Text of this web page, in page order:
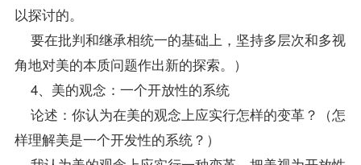
以探讨的。
要在批判和继承相统一的基础上，坚持多层次和多视
角地对美的本质问题作出新的探索。）
4、美的观念：一个开放性的系统
论述：你认为在美的观念上应实行怎样的变革？（怎
样理解美是一个开发性的系统？）